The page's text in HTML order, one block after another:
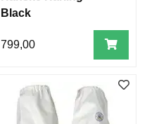
Black
799,00